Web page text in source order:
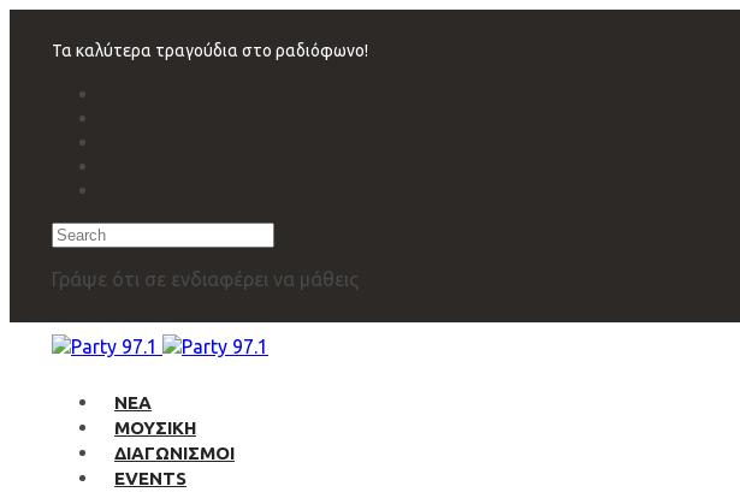
navigation
Τα καλύτερα τραγούδια στο ραδιόφωνο!
Search
Γράψε ότι σε ενδιαφέρει να μάθεις
ΝΕΑ
ΜΟΥΣΙΚΗ
ΔΙΑΓΩΝΙΣΜΟΙ
EVENTS